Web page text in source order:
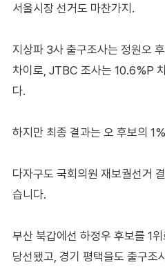
서울시장 선거도 마찬가지.
지상파 3사 출구조사는 정원오
차이로, JTBC 조사는 10.6%P
다.
하지만 최종 결과는 오 후보의
다자구도 국회의원 재보궐선거
습니다.
부산 북갑에선 하정우 후보를 1
당선됐고, 경기 평택을도 출구조